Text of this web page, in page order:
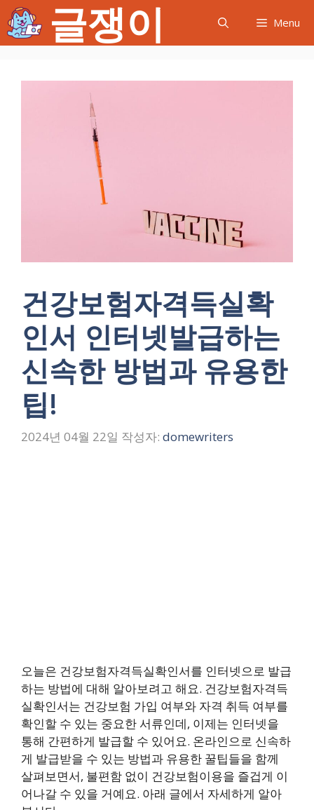
텐
츠
글쟁이 Menu
건강보험자격득실확
인서 인터넷발급하는
신속한 방법과 유용한
팁!
2024년 04월 22일 작성자: domewriters
오늘은 건강보험자격득실확인서를 인터넷으로 발급
하는 방법에 대해 알아보려고 해요. 건강보험자격득
실확인서는 건강보험 가입 여부와 자격 취득 여부를
확인할 수 있는 중요한 서류인데, 이제는 인터넷을
통해 간편하게 발급할 수 있어요. 온라인으로 신속하
게 발급받을 수 있는 방법과 유용한 꿀팁들을 함께
살펴보면서, 불편함 없이 건강보험이용을 즐겁게 이
어나갈 수 있을 거예요. 아래 글에서 자세하게 알아